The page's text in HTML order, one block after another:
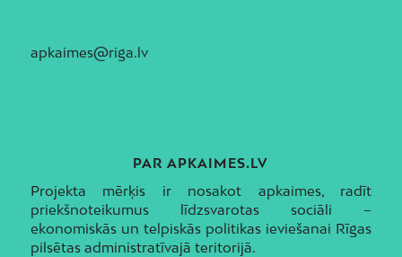
apkaimes@riga.lv
PAR APKAIMES.LV
Projekta mērķis ir nosakot apkaimes, radīt
priekšnoteikumus līdzsvarotas sociāli –
ekonomiskās un telpiskās politikas ieviešanai Rīgas
pilsētas administratīvajā teritorijā.